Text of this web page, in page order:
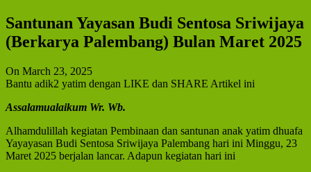
Santunan Yayasan Budi Sentosa Sriwijaya
(Berkarya Palembang) Bulan Maret 2025
On March 23, 2025
Bantu adik2 yatim dengan LIKE dan SHARE Artikel ini
Assalamualaikum Wr. Wb.
Alhamdulillah kegiatan Pembinaan dan santunan anak yatim dhuafa
Yayayasan Budi Sentosa Sriwijaya Palembang hari ini Minggu, 23
Maret 2025 berjalan lancar. Adapun kegiatan hari ini